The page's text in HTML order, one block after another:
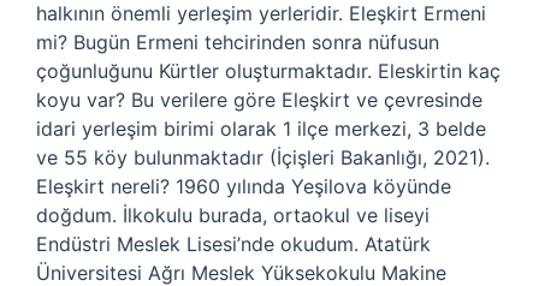
halkının önemli yerleşim yerleridir. Eleşkirt Ermeni
mi? Bugün Ermeni tehcirinden sonra nüfusun
çoğunluğunu Kürtler oluşturmaktadır. Eleskirtin kaç
koyu var? Bu verilere göre Eleşkirt ve çevresinde
idari yerleşim birimi olarak 1 ilçe merkezi, 3 belde
ve 55 köy bulunmaktadır (İçişleri Bakanlığı, 2021).
Eleşkirt nereli? 1960 yılında Yeşilova köyünde
doğdum. İlkokulu burada, ortaokul ve liseyi
Endüstri Meslek Lisesi’nde okudum. Atatürk
Üniversitesi Ağrı Meslek Yüksekokulu Makine